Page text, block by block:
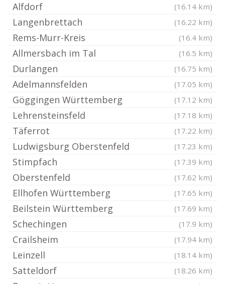
Alfdorf (16.14 km)
Langenbrettach (16.22 km)
Rems-Murr-Kreis (16.4 km)
Allmersbach im Tal (16.5 km)
Durlangen (16.75 km)
Adelmannsfelden (17.05 km)
Göggingen Württemberg (17.12 km)
Lehrensteinsfeld (17.18 km)
Täferrot (17.22 km)
Ludwigsburg Oberstenfeld (17.23 km)
Stimpfach (17.39 km)
Oberstenfeld (17.62 km)
Ellhofen Württemberg (17.65 km)
Beilstein Württemberg (17.69 km)
Schechingen (17.9 km)
Crailsheim (17.94 km)
Leinzell (18.14 km)
Satteldorf (18.26 km)